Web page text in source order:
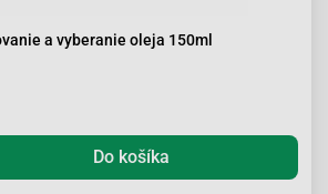
a vyberanie oleja 150ml
Do košíka